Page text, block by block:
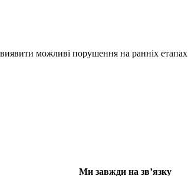
можливі порушення на ранніх етапах
Ми завжди на зв’язку